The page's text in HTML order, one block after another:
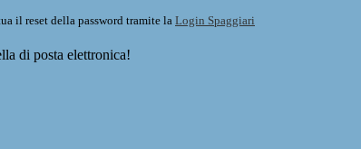
il reset della password tramite la Login Spaggiari
di posta elettronica!